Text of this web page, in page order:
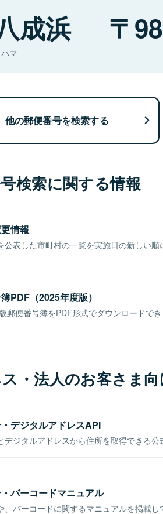
成浜
マ
他の郵便番号を検索する
検索に関する情報
情報
公表した市町村の一覧を実施日の新しい順
PDF（2025年度版）
郵便番号簿をPDF形式でダウンロードでき
・法人のお客さま
デジタルアドレスAPI
デジタルアドレスから住所を取得できる公
バーコードマニュアル
、バーコードに関するマニュアルを掲載し